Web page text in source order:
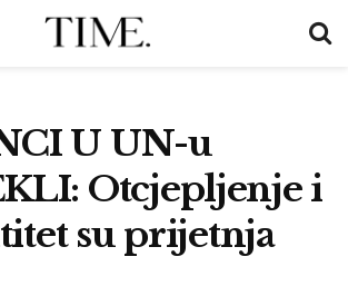
U UN-u
Otcjepljenje i
su prijetnja